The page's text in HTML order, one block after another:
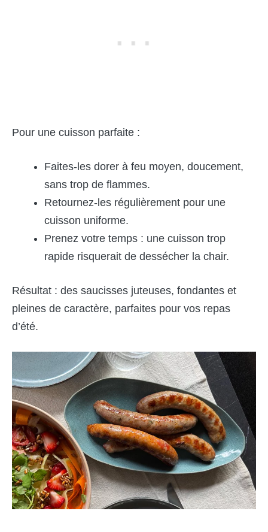
Pour une cuisson parfaite :
Faites-les dorer à feu moyen, doucement,
sans trop de flammes.
Retournez-les régulièrement pour une
cuisson uniforme.
Prenez votre temps : une cuisson trop
rapide risquerait de dessécher la chair.
Résultat : des saucisses juteuses, fondantes et
pleines de caractère, parfaites pour vos repas
d’été.